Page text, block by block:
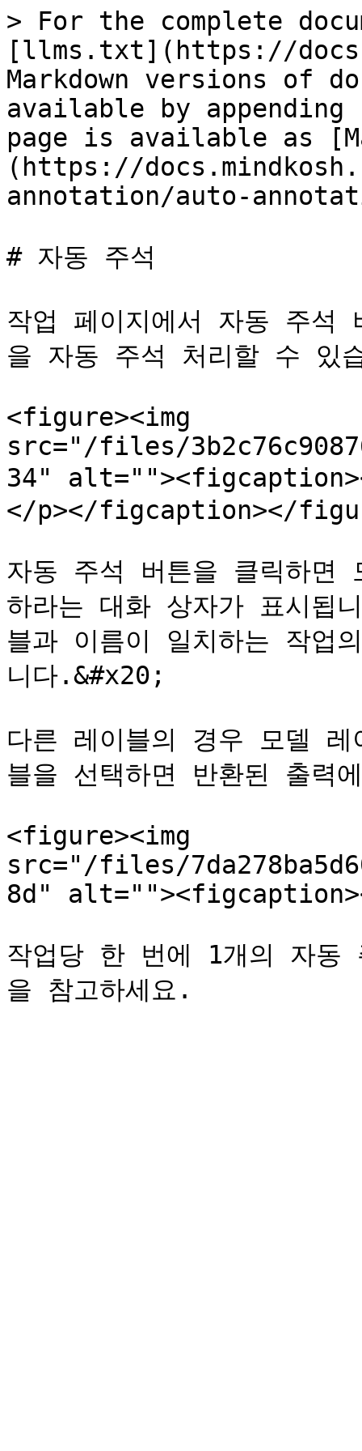
> For the complete
[llms.txt](https://
Markdown versions of
available by
page is available as
(https://
annotation/auto-
# 자동 주석
작업 페이지에서 자동 주석
을 자동 주석 처리할 수 있
<figure><img
src="/files/
34"
</p></figcaption></
자동 주석 버튼을 클릭하면
하라는 대화 상자가 표시됩
블과 이름이 일치하는 작업
니다.&#x20;
다른 레이블의 경우 모델
블을 선택하면 반환된 출력
<figure><img
src="/files/
8d"
작업당 한 번에 1개의 자동